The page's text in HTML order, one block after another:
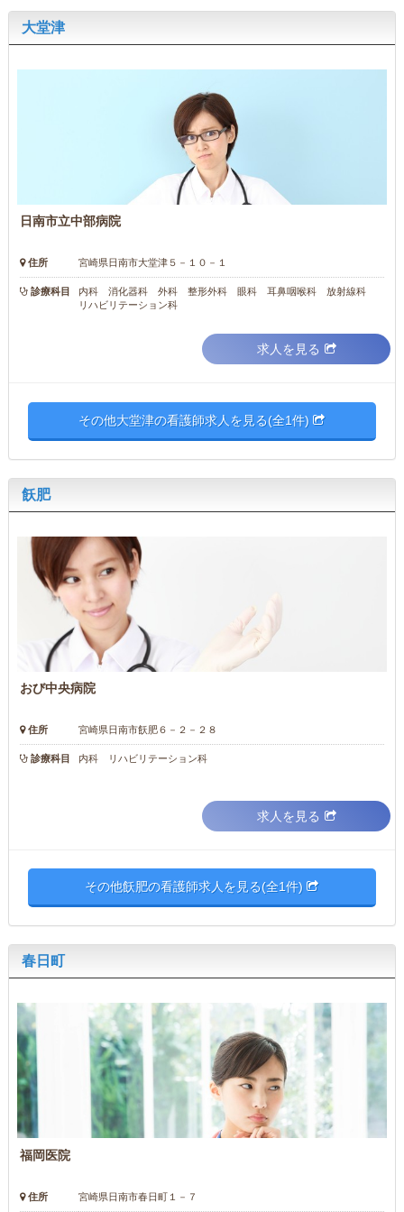
大堂津
日南市立中部病院
住所 宮崎県日南市大堂津５－１０－１
診療科目
内科 消化器科 外科 整形外科 眼科 耳鼻咽喉科 放射線科
リハビリテーション科
求人を見る
その他大堂津の看護師求人を見る(全1件)
飫肥
おび中央病院
住所 宮崎県日南市飫肥６－２－２８
診療科目 内科 リハビリテーション科
求人を見る
その他飫肥の看護師求人を見る(全1件)
春日町
福岡医院
住所 宮崎県日南市春日町１－７